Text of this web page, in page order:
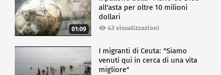
01:09
all'asta per oltre 10 milioni
dollari
43 visualizzazioni
I migranti di Ceuta: "Siamo
venuti qui in cerca di una vita
migliore"